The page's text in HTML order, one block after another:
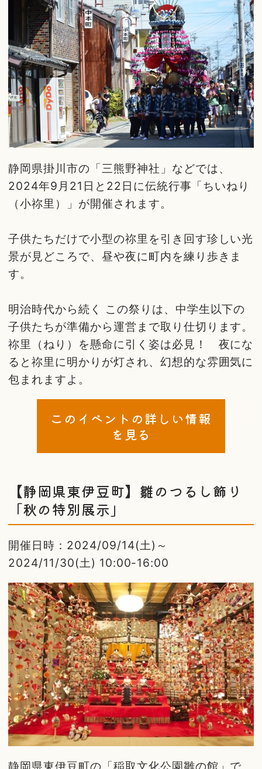
静岡県掛川市の「三熊野神社」などでは、
2024年9月21日と22日に伝統行事「ちいねり
（小祢里）」が開催されます。
子供たちだけで小型の祢里を引き回す珍しい光
景が見どころで、昼や夜に町内を練り歩きま
す。
明治時代から続く この祭りは、中学生以下の
子供たちが準備から運営まで取り仕切ります。
祢里（ねり）を懸命に引く姿は必見！ 夜にな
ると祢里に明かりが灯され、幻想的な雰囲気に
包まれますよ。
このイベントの詳しい情報
を見る
【静岡県東伊豆町】雛のつるし飾り
「秋の特別展示」
開催日時：2024/09/14(土)～
2024/11/30(土) 10:00-16:00